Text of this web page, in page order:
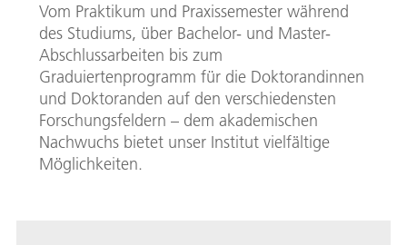
Vom Praktikum und Praxissemester während
des Studiums, über Bachelor- und Master-
Abschlussarbeiten bis zum
Graduiertenprogramm für die Doktorandinnen
und Doktoranden auf den verschiedensten
Forschungsfeldern – dem akademischen
Nachwuchs bietet unser Institut vielfältige
Möglichkeiten.